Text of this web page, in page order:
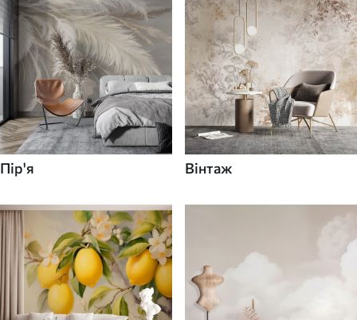
Пір'я Вінтаж